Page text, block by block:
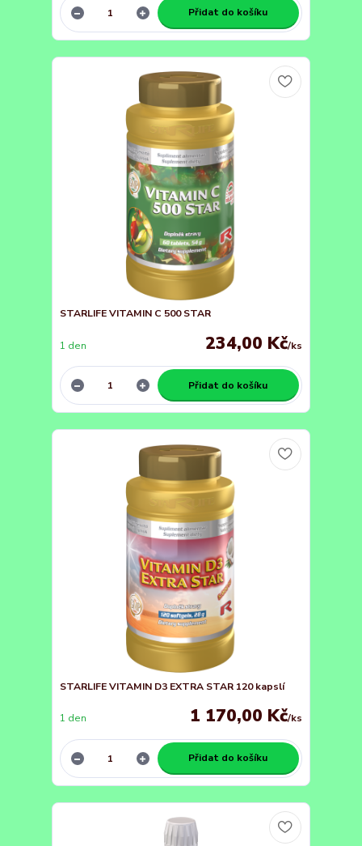
Přidat do košíku
STARLIFE VITAMIN C 500 STAR
234,00 Kč/ks
1 den
Přidat do košíku
STARLIFE VITAMIN D3 EXTRA STAR 120 kapslí
1 170,00 Kč/ks
1 den
Přidat do košíku